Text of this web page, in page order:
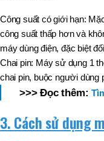
Công suất có giới hạn:
công suất thấp hơn và
máy dùng điện, đặc biệt
Chai pin: Máy sử dụng 1
chai pin, buộc người dùng
>>> Đọc thêm:
3. Cách sử dụng